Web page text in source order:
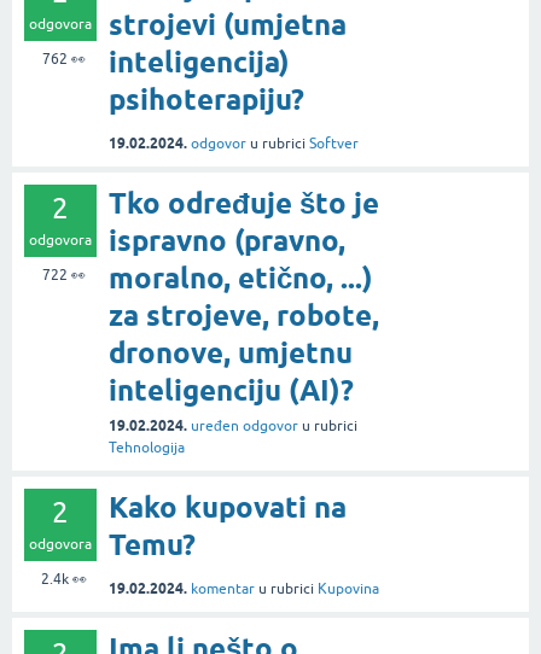
odgovora
762 👀
strojevi (umjetna
inteligencija)
psihoterapiju?
19.02.2024. odgovor u rubrici Softver
2
odgovora
722 👀
Tko određuje što je
ispravno (pravno,
moralno, etično, ...)
za strojeve, robote,
dronove, umjetnu
inteligenciju (AI)?
19.02.2024. uređen odgovor u rubrici
Tehnologija
2
odgovora
2.4k👀
Kako kupovati na
Temu?
19.02.2024. komentar u rubrici Kupovina